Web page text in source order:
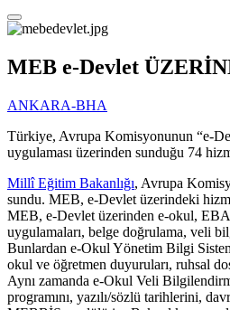
MEB e-Devlet
ANKARA-BHA
Türkiye, Avrupa Komisyonunun “e-
uygulaması üzerinden sunduğu 74
Millî Eğitim Bakanlığı, Avrupa
sundu. MEB, e-Devlet üzerindeki
MEB, e-Devlet üzerinden e-okul,
uygulamaları, belge doğrulama, veli
Bunlardan e-Okul Yönetim Bilgi
okul ve öğretmen duyuruları, ruhsal
Aynı zamanda e-Okul Veli
programını, yazılı/sözlü tarihlerini,